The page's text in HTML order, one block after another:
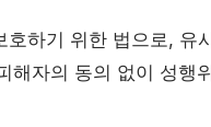
하기 위한 법으로, 유
해자의 동의 없이 성